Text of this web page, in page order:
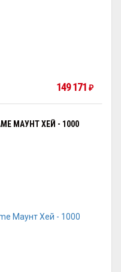
149 171 ₽
МАУНТ ХЕЙ - 1000